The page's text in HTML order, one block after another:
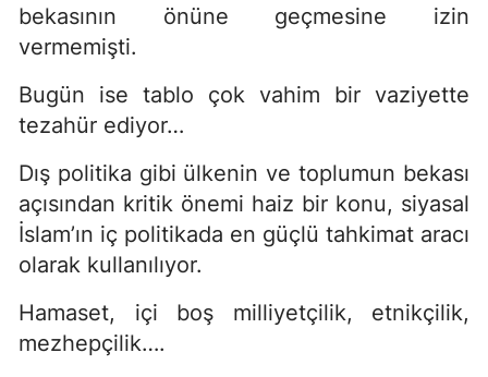
bekasının önüne geçmesine izin
vermemişti.
Bugün ise tablo çok vahim bir vaziyette
tezahür ediyor…
Dış politika gibi ülkenin ve toplumun bekası
açısından kritik önemi haiz bir konu, siyasal
İslam’ın iç politikada en güçlü tahkimat aracı
olarak kullanılıyor.
Hamaset, içi boş milliyetçilik, etnikçilik,
mezhepçilik….